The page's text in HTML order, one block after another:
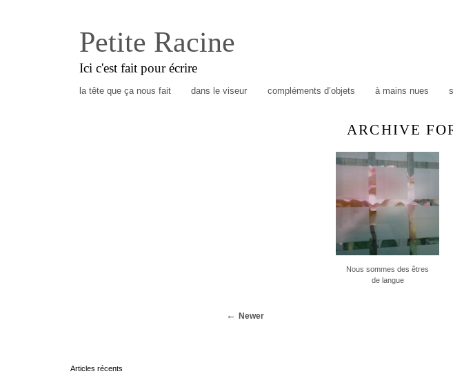
Petite Racine
Ici c'est fait pour écrire
la tête que ça nous fait dans le viseur compléments d’objets à mains nues
ARCHIVE
Nous sommes des êtres
de langue
Newer
Articles récents